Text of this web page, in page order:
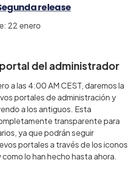
release
22 enero
del administrador
a las 4:00 AM CEST, daremos la
portales de administración y
a los antiguos. Esta
transparente para
ya que podrán seguir
portales a través de los iconos
lo han hecho hasta ahora.